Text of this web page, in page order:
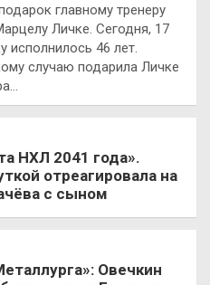
главному тренеру
Личке. Сегодня, 17
исполнилось 46 лет.
случаю подарила Личке
НХЛ 2041 года».
отреагировала на
с сыном
Овечкин